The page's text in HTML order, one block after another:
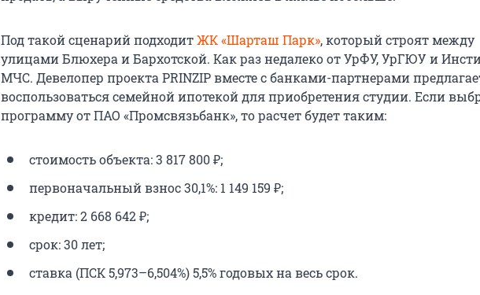
Под такой сценарий подходитЖК «Шарташ Парк», который строят между
улицами Блюхера и Бархотской. Как раз недалеко от УрФУ, УрГЮУ и
МЧС. Девелопер проекта PRINZIP вместе с банками-партнерами
воспользоваться семейной ипотекой для приобретения студии. Если
программу от ПАО «Промсвязьбанк», то расчет будет таким:
стоимость объекта: 3 817 800 ₽;
первоначальный взнос 30,1%: 1 149 159 ₽;
кредит: 2 668 642 ₽;
срок: 30 лет;
ставка (ПСК 5,973–6,504%) 5,5% годовых на весь срок.